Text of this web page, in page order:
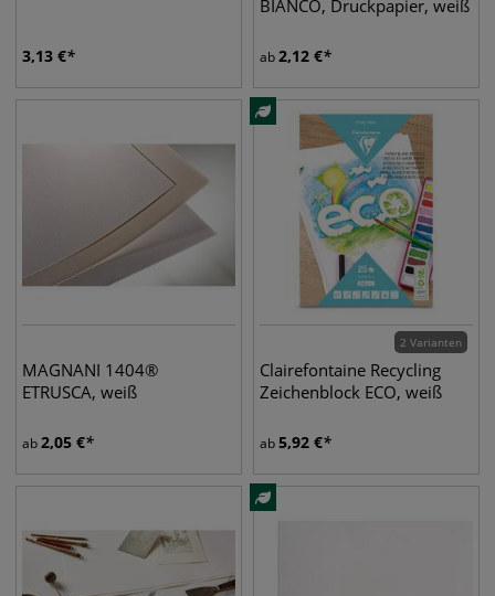
3,13 €
BIANCO, Druckpapier, weiß
ab2,12 €
MAGNANI 1404®
ETRUSCA, weiß
ab2,05 €
2 Varianten
Clairefontaine Recycling
Zeichenblock ECO, weiß
ab5,92 €